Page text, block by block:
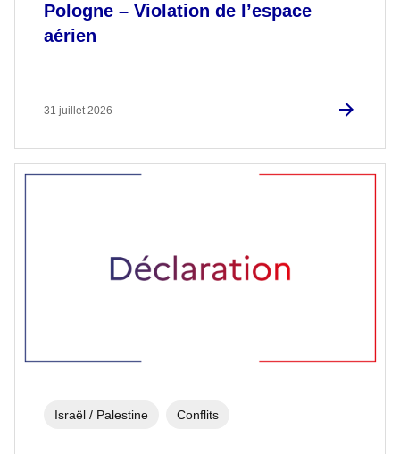
Pologne – Violation de l’espace
aérien
31 juillet 2026
Israël / Palestine Conflits